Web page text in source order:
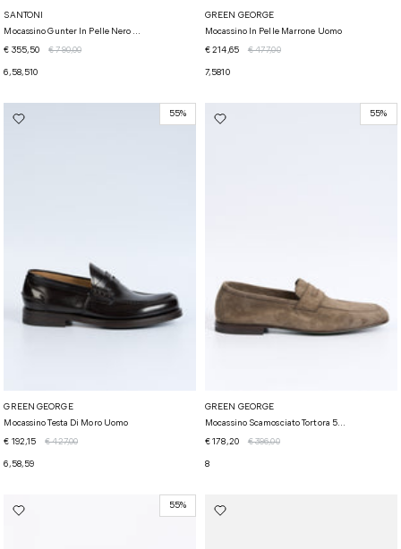
SANTONI
Mocassino Gunter In Pelle Nero ...
€ 355,50
€ 790,00
6,58,510
GREEN GEORGE
Mocassino In Pelle Marrone Uomo
€ 214,65
€ 477,00
7,5810
55%
GREEN GEORGE
Mocassino Testa Di Moro Uomo
€ 192,15
€ 427,00
6,58,59
55%
GREEN GEORGE
Mocassino Scamosciato Tortora 5...
€ 178,20
€ 396,00
8
55%